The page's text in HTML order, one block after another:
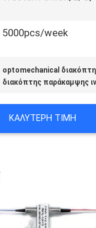
5000pcs/week
optomechanical
διακόπτης παράκαμψης
ΚΑΛΎΤΕΡΗ ΤΙΜΉ